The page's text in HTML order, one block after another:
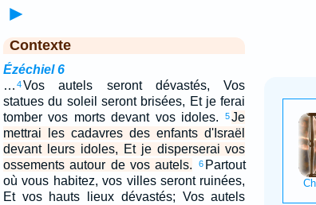
►
Contexte
Ézéchiel 6
… 4Vos autels seront dévastés, Vos
statues du soleil seront brisées, Et je ferai
tomber vos morts devant vos idoles.
5 Je
mettrai les cadavres des enfants d'Israël
devant leurs idoles, Et je disperserai vos
ossements autour de vos autels.
6 Partout
où vous habitez, vos villes seront ruinées,
Et vos hauts lieux dévastés; Vos autels